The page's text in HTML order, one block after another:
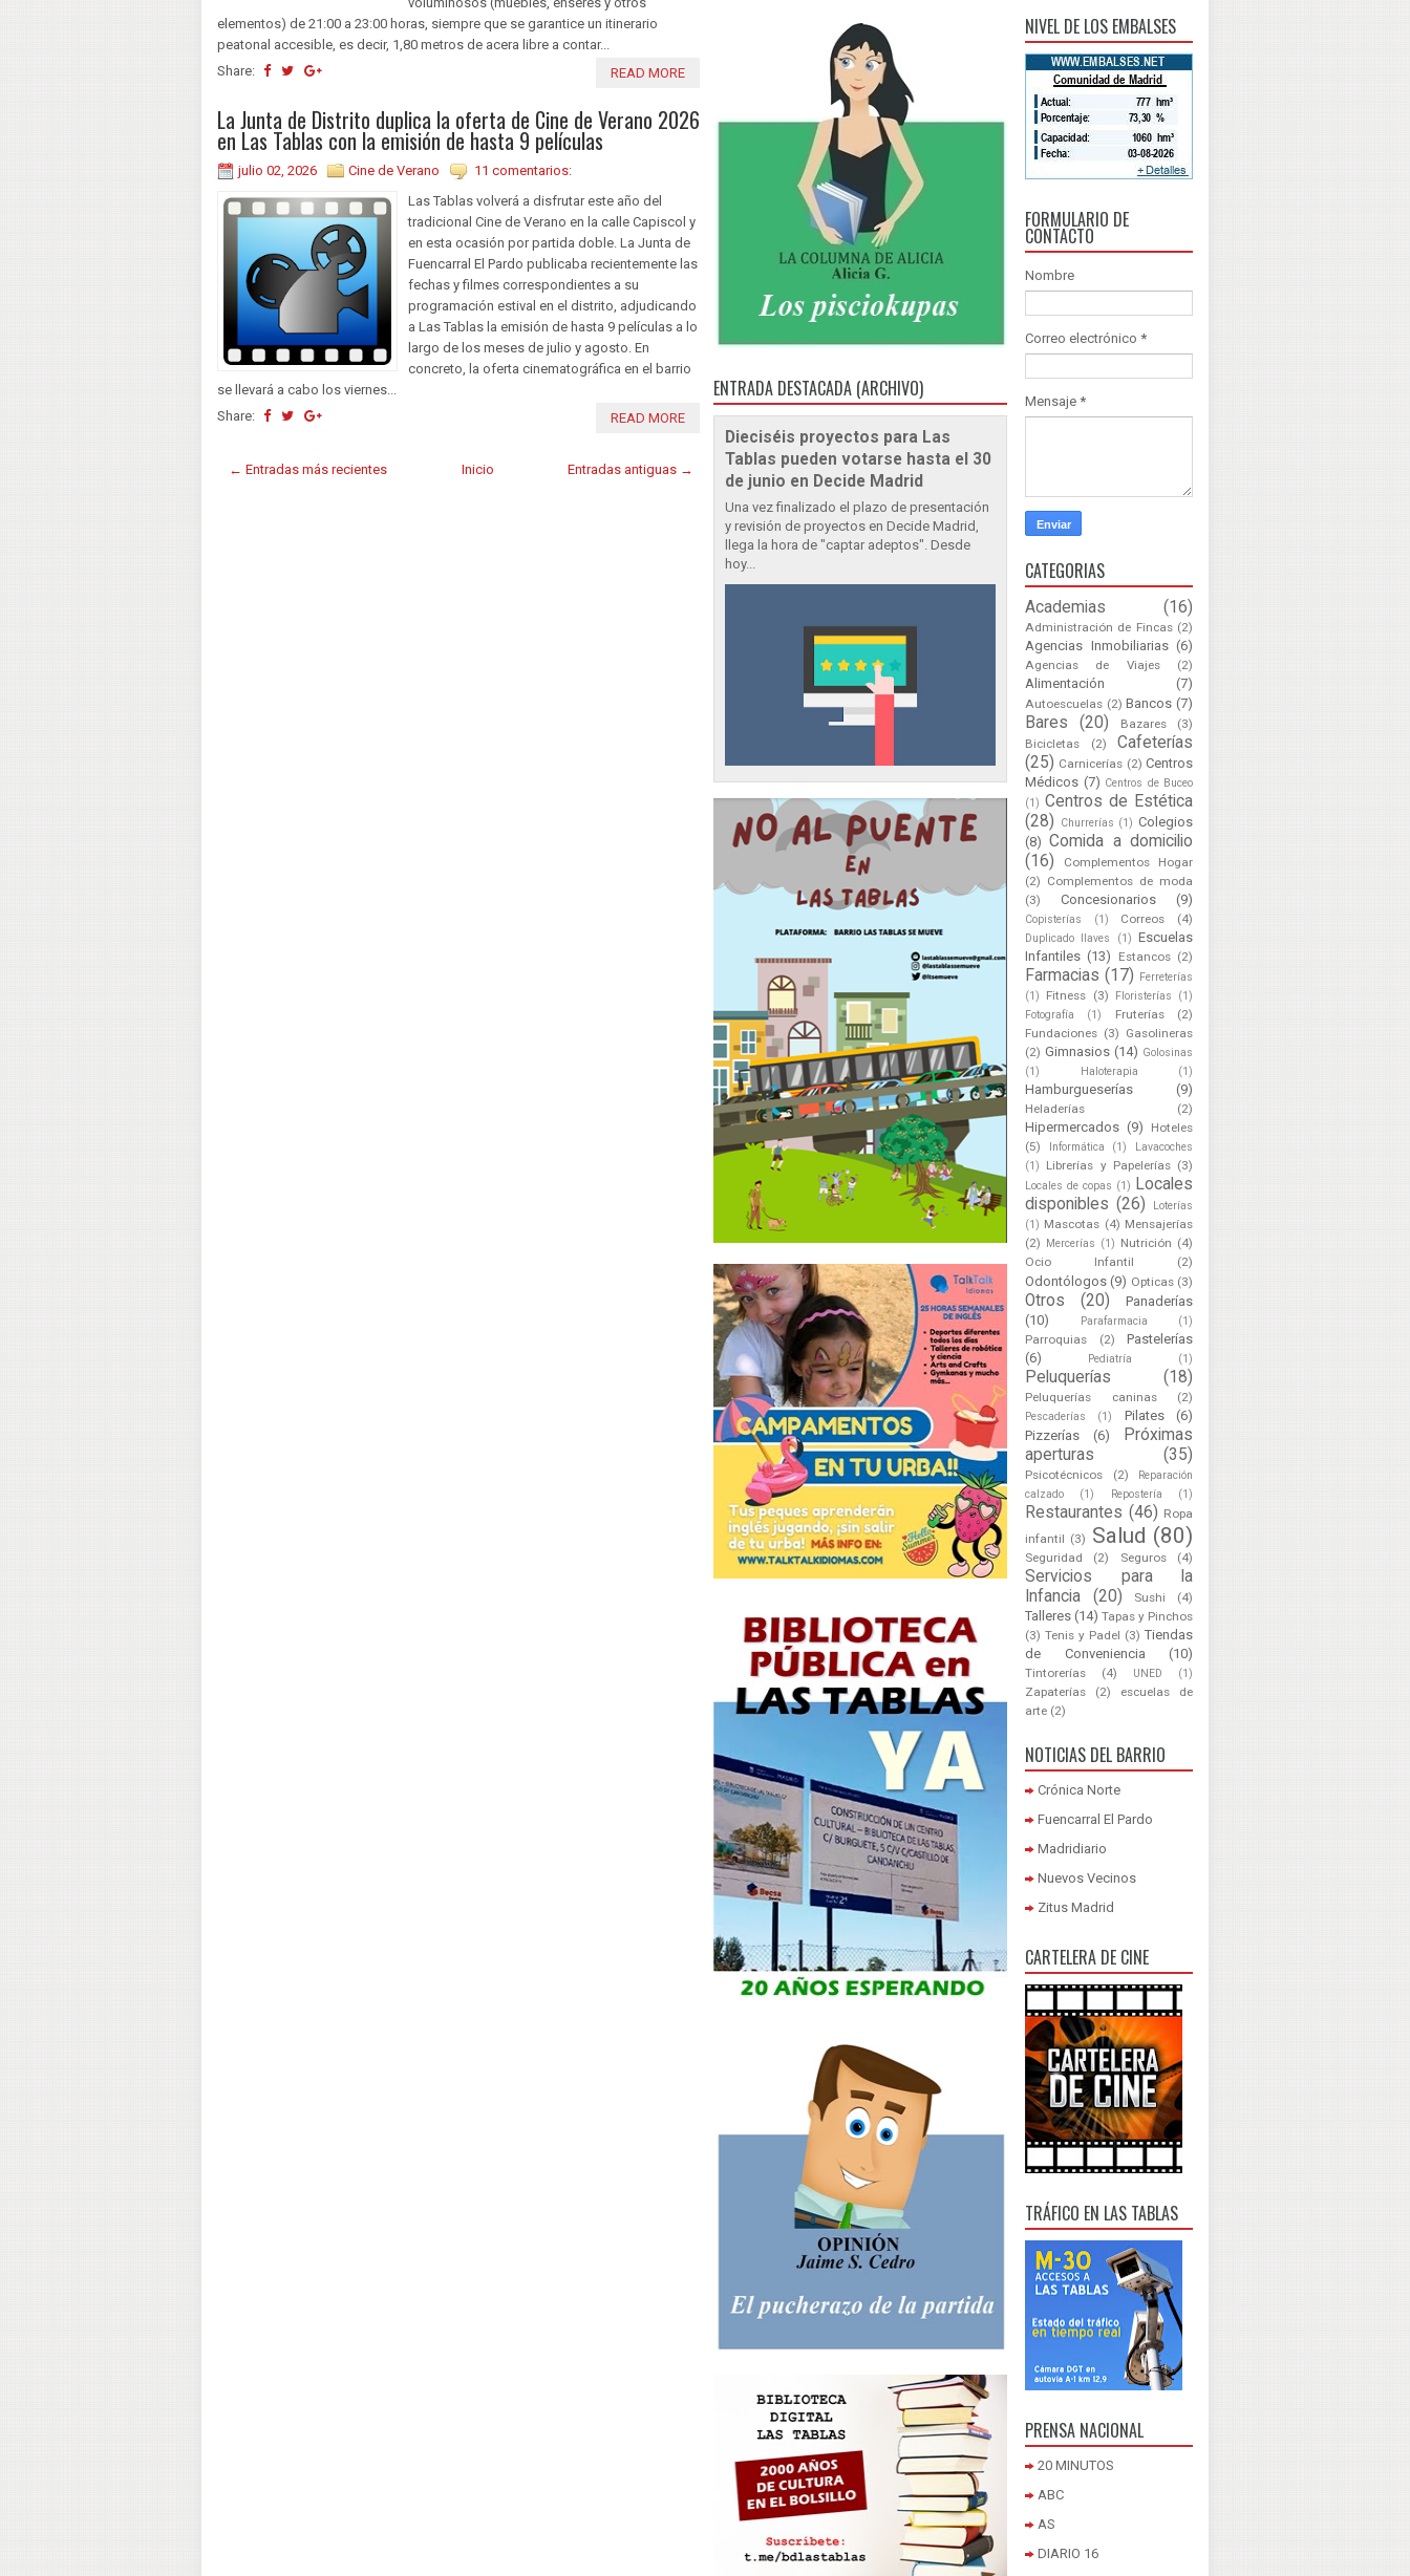
elementos) de 21:00 a 23:00 horas, siempre que se garantice un itinerario
peatonal accesible, es decir, 1,80 metros de acera libre a contar...
Share:
READ MORE
La Junta de Distrito duplica la oferta de Cine de Verano 2026
en Las Tablas con la emisión de hasta 9 películas
julio 02, 2026 Cine de Verano
11 comentarios:
Las Tablas volverá a disfrutar este año del
tradicional Cine de Verano en la calle Capiscol y
en esta ocasión por partida doble. La Junta de
Fuencarral El Pardo publicaba recientemente las
fechas y filmes correspondientes a su
programación estival en el distrito, adjudicando
a Las Tablas la emisión de hasta 9 películas a lo
largo de los meses de julio y agosto. En
concreto, la oferta cinematográfica en el barrio
se llevará a cabo los viernes...
Share:
READ MORE
← Entradas más recientes Entradas antiguas →
Inicio
ENTRADA DESTACADA (ARCHIVO)
Dieciséis proyectos para Las
Tablas pueden votarse hasta el 30
de junio en Decide Madrid
Una vez finalizado el plazo de presentación
y revisión de proyectos en Decide Madrid,
llega la hora de "captar adeptos". Desde
hoy...
NIVEL DE LOS EMBALSES
FORMULARIO DE
CONTACTO
Nombre
Correo electrónico *
Mensaje *
CATEGORIAS
Academias (16)
Administración de Fincas (2)
Agencias Inmobiliarias (6)
Agencias de Viajes (2)
Alimentación (7)
Autoescuelas (2) Bancos (7)
Bares (20) Bazares
(3)
Bicicletas
(2)
Cafeterías
(25) Carnicerías (2) Centros
Médicos (7) Centros de Buceo
(1) Centros de Estética
(28)
Churrerías (1) Colegios
(8) Comida a domicilio
(16)
Complementos Hogar
(2) Complementos de moda
(3)
Concesionarios (9)
Copisterías (1) Correos (4)
Duplicado llaves (1) Escuelas
Infantiles (13) Estancos (2)
Farmacias (17) Ferreterías
(1)
Fitness (3) Floristerías
(1)
Fotografía
(1) Fruterías
(2)
Fundaciones (3) Gasolineras
(2) Gimnasios (14) Golosinas
(1)
Haloterapia (1)
Hamburgueserías (9)
Heladerías (2)
Hipermercados (9)
Hoteles
(5)
Informática (1)
Lavacoches
(1)
Librerías y Papelerías (3)
Locales de copas (1)
Locales
disponibles (26)
Loterías
(1) Mascotas (4) Mensajerías
(2) Mercerías (1) Nutrición (4)
Ocio Infantil
(2)
Odontólogos (9) Opticas (3)
Otros (20)
Panaderías
(10)
Parafarmacia (1)
Parroquias (2)
Pastelerías
(6)
Pediatría (1)
Peluquerías (18)
Peluquerías caninas (2)
Pescaderías (1) Pilates
(6)
Pizzerías
(6)
Próximas
aperturas
(35)
Psicotécnicos (2)
Reparación
calzado
(1) Repostería (1)
Restaurantes (46) Ropa
infantil (3) Salud (80)
Seguridad (2) Seguros (4)
Servicios para la
Infancia
(20) Sushi (4)
Talleres (14) Tapas y Pinchos
(3) Tenis y Padel (3) Tiendas
de Conveniencia
(10)
Tintorerías (4) UNED (1)
Zapaterías (2)
escuelas de
arte (2)
NOTICIAS DEL BARRIO
Crónica Norte
Fuencarral El Pardo
Madridiario
Nuevos Vecinos
Zitus Madrid
CARTELERA DE CINE
TRÁFICO EN LAS TABLAS
PRENSA NACIONAL
20 MINUTOS
ABC
AS
DIARIO 16